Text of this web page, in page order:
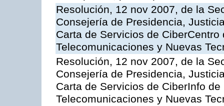
Resolución, 12 nov 2007, de la
Consejería de Presidencia,
Carta de Servicios de
Telecomunicaciones y Nuevas
Resolución, 12 nov 2007, de la
Consejería de Presidencia,
Carta de Servicios de CiberInfo
Telecomunicaciones y Nuevas